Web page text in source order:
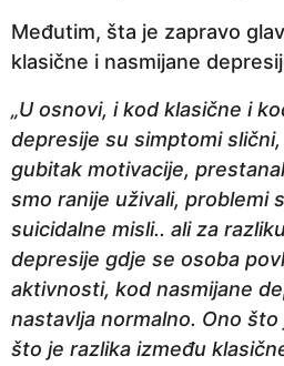
Međutim, šta je zapravo
klasične i nasmijane
„U osnovi, i kod klasične i
depresije su simptomi
gubitak motivacije,
smo ranije uživali, problemi
suicidalne misli.. ali za
depresije gdje se osoba
aktivnosti, kod nasmijane
nastavlja normalno. Ono
što je razlika između